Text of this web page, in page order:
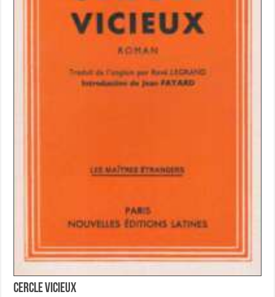
Cercle Vicieux